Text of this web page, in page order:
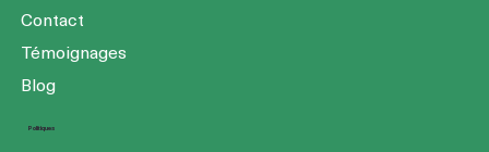
Contact
Témoignages
Blog
Politiques